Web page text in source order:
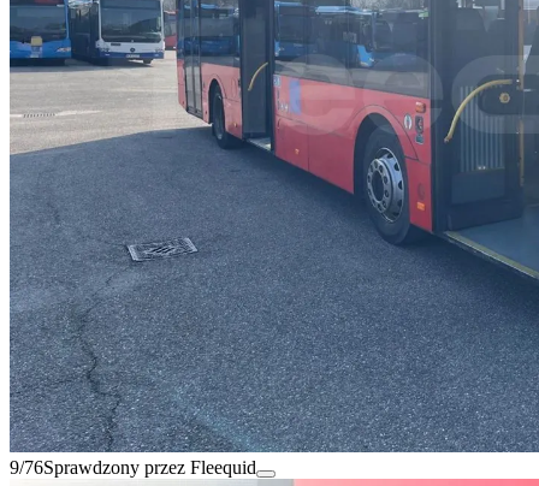
9/76Sprawdzony przez Fleequid